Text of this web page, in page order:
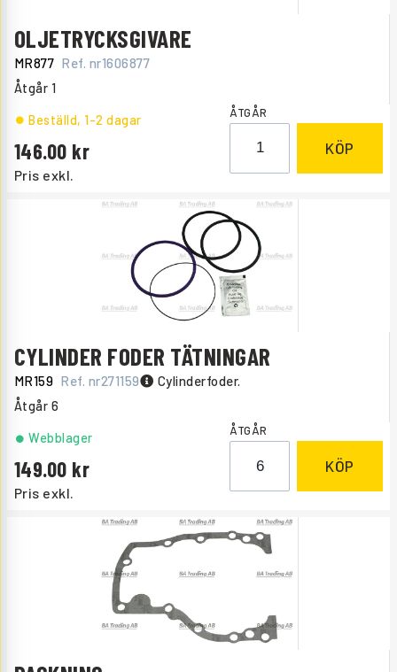
OLJETRYCKSGIVARE
MR877 Ref. nr1606877
Åtgår 1
Pris exkl.
146.00
Beställd, 1-2 dagar ÅTGÅR
KÖP
CYLINDER FODER TÄTNINGAR
MR159 Ref. nr271159 Cylinderfoder.
Åtgår 6
Pris exkl.
149.00
Webblager ÅTGÅR
KÖP